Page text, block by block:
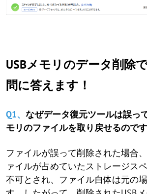
USBメモリのデータ削除
問に答えます！
Q1、 なぜデータ復元ツールは誤っ
モリのファイルを取り戻せるので
ファイルが誤って削除された場合
ァイルが占めていたストレージス
不可とされ、ファイル自体は元の